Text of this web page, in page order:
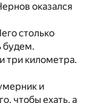
оказался
столько
будем.
три километра.
и
чтобы ехать, а